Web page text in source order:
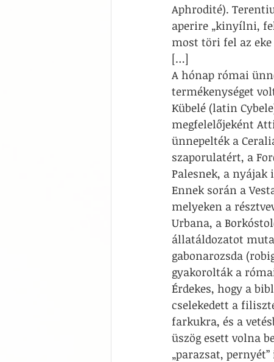
Aphrodité).
aperire „kinyílni,
most töri fel az
[…]
A hónap római
termékenységet
Kübelé (latin
megfelelőjeként
ünnepelték a
szaporulatért, a
Palesnek, a nyájak
Ennek során a
melyeken a
Urbana, a
állatáldozatot
gabonarozsda
gyakorolták a
Érdekes, hogy a
cselekedett a
farkukra, és a
üszög esett volna
„parazsat,